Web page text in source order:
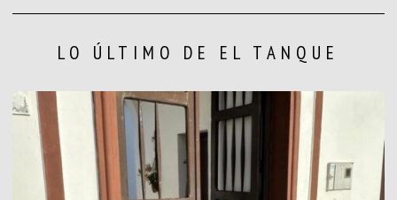
LO ÚLTIMO DE EL TANQUE